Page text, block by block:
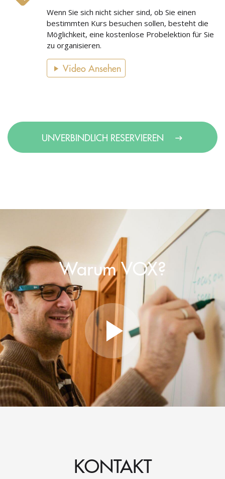
Wenn Sie sich nicht sicher sind, ob Sie einen
bestimmten Kurs besuchen sollen, besteht die
Möglichkeit, eine kostenlose Probelektion für Sie
zu organisieren.
Video Ansehen
UNVERBINDLICH RESERVIEREN
Warum VOX?
KONTAKT